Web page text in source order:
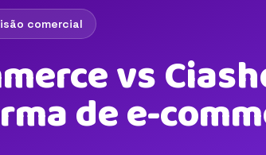
comercial
vs
de e-